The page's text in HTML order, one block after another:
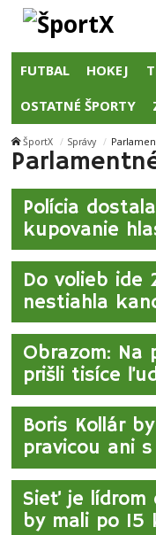
FUTBAL HOKEJ
OSTATNÉ ŠPORTY
ŠportX Správy
Polícia
kupovanie
Do volieb ide
nestiahla
Obrazom: Na
prišli tisíce
Boris Kollár
pravicou ani
Sieť je lídrom
by mali po 15